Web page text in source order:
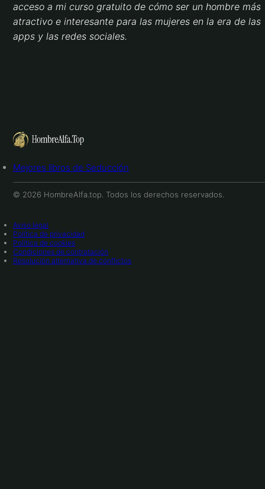
acceso a mi curso gratuito de cómo ser un hombre más
atractivo e interesante para las mujeres en la era de las
apps y las redes sociales.
Mejores libros de Seducción
© 2026 HombreAlfa.top. Todos los derechos reservados.
Aviso legal
Política de privacidad
Política de cookies
Condiciones de contratación
Resolución alternativa de conflictos